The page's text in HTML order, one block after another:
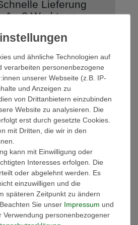
Lieferung
1 - 2 Werktage
Versand
ab € 39,90
Neck
und ähnliche Technologien auf
verarbeiten personenbezogene
unserer Webseite (z.B. IP-
und Anzeigen zu
von Drittanbietern einzubinden
Website zu analysieren. Die
erst durch gesetzte Cookies.
mit Dritten, die wir in den
kann mit Einwilligung oder
Interesses erfolgen. Die
oder abgelehnt werden. Es
einzuwilligen und die
späteren Zeitpunkt zu ändern
Sie unser Impressum und
Verwendung personenbezogener